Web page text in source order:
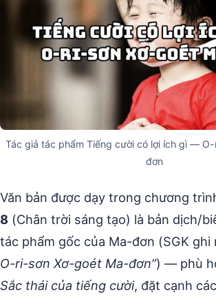
Tác giả tác phẩm Tiếng cười có lợi ích gì —
đơn
Văn bản được dạy trong chương
8 (Chân trời sáng tạo) là bản dịch/
tác phẩm gốc của Ma-đơn (SGK ghi
O-ri-sơn Xơ-goét Ma-đơn”) — phù
Sắc thái của tiếng cười, đặt cạnh